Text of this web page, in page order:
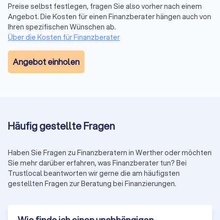
Finanzberatung in Werther (Nordrhein-
Westfalen): Versicherungen, Altersvorsorge,
Vermögensplanung und mehr
Finanzberater an Ihrer Seite zu einem Segen für Ihr
Vermögen. Seriosität, Zuverlässigkeit, Fachkenntnisse zu
Informationen zum Leistungsportfolio, persönlicher
Vorstellung und echten Bewertungen zur
Suche bei der Auswahl.
Wann lohnt sich ein Finanzberater?
Preise selbst festlegen, fragen Sie also vorher nach einem
Angebot. Die Kosten für einen Finanzberater hängen auch von
Ihren spezifischen Wünschen ab.
Über die Kosten für Finanzberater
Angebot einholen
Häufig gestellte Fragen
Haben Sie Fragen zu Finanzberatern in Werther oder möchten
Sie mehr darüber erfahren, was Finanzberater tun? Bei
Trustlocal beantworten wir gerne die am häufigsten
gestellten Fragen zur Beratung bei Finanzierungen.